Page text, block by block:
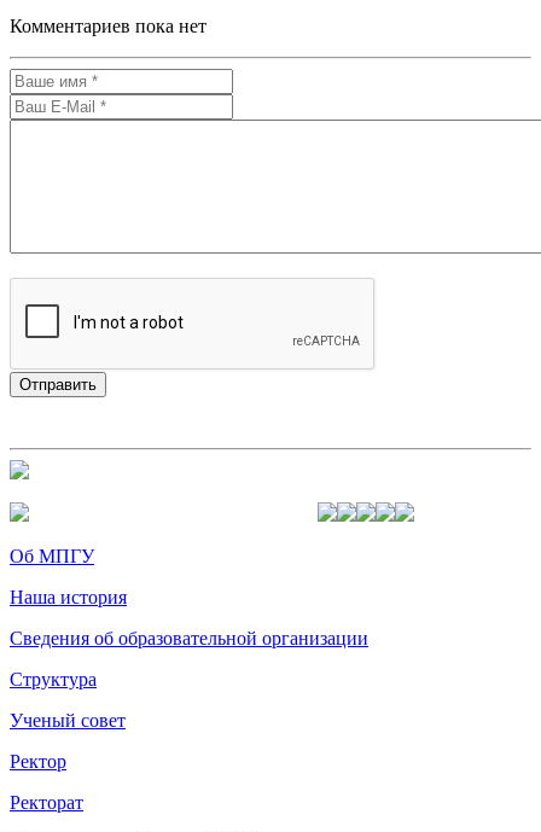
Комментариев пока нет
Об МПГУ
Наша история
Сведения об образовательной организации
Структура
Ученый совет
Ректор
Ректорат